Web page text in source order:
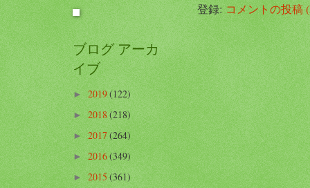
登録:コメントの投稿
ブログ アーカ
イブ
►2019(122)
► 2018(218)
►2017(264)
►2016(349)
►2015(361)